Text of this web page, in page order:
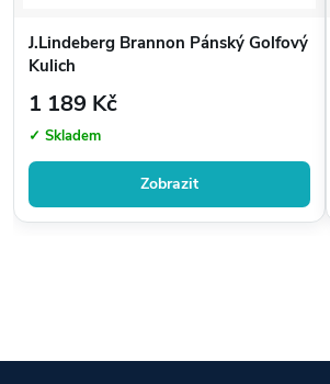
J.Lindeberg Brannon Pánský Golfový
Kulich
1 189 Kč
✓ Skladem
Zobrazit